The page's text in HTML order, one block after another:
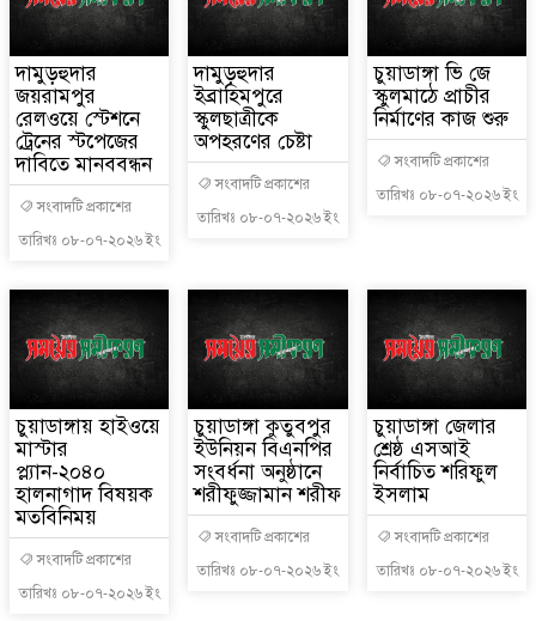
দামুড়হুদার
জয়রামপুর
রেলওয়ে স্টেশনে
ট্রেনের স্টপেজের
দাবিতে মানববন্ধন
সংবাদটি প্রকাশের
তারিখঃ ০৮-০৭-২০২৬ ইং
দামুড়হুদার
ইব্রাহিমপুরে
স্কুলছাত্রীকে
অপহরণের চেষ্টা
সংবাদটি প্রকাশের
তারিখঃ ০৮-০৭-২০২৬ ইং
চুয়াডাঙ্গা ভি জে
স্কুলমাঠে প্রাচীর
নির্মাণের কাজ শুরু
সংবাদটি প্রকাশের
তারিখঃ ০৮-০৭-২০২৬ ইং
চুয়াডাঙ্গায় হাইওয়ে
মাস্টার
প্ল্যান-২০৪০
হালনাগাদ বিষয়ক
মতবিনিময়
সংবাদটি প্রকাশের
তারিখঃ ০৮-০৭-২০২৬ ইং
চুয়াডাঙ্গা কুতুবপুর
ইউনিয়ন বিএনপির
সংবর্ধনা অনুষ্ঠানে
শরীফুজ্জামান শরীফ
সংবাদটি প্রকাশের
তারিখঃ ০৮-০৭-২০২৬ ইং
চুয়াডাঙ্গা জেলার
শ্রেষ্ঠ এসআই
নির্বাচিত শরিফুল
ইসলাম
সংবাদটি প্রকাশের
তারিখঃ ০৮-০৭-২০২৬ ইং